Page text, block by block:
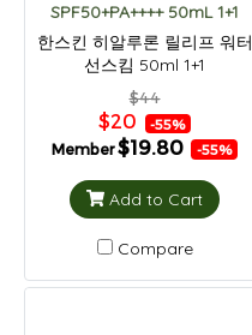
SPF50+PA++++ 50mL 1+1
한스킨 히알루론 릴리프 워터
선스킴 50ml 1+1
$44
$20 -55%
Member$19.80 -55%
Add to Cart
Compare